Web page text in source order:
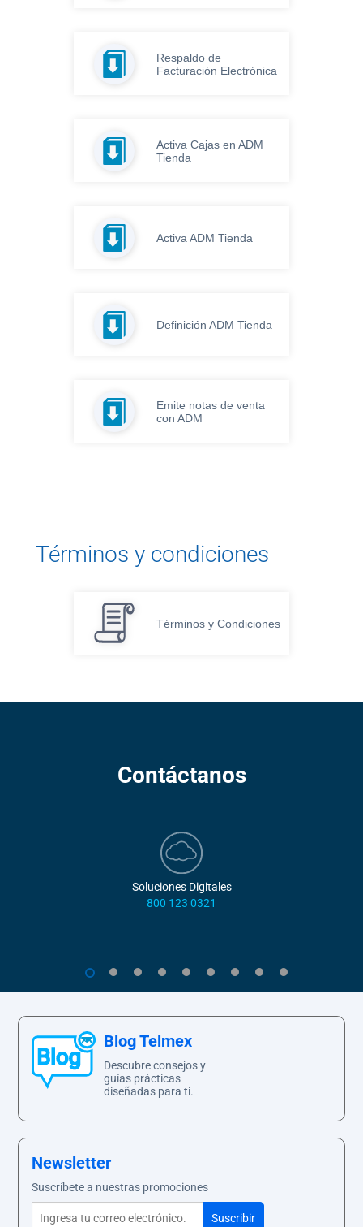
Respaldo de
Facturación Electrónica
Activa Cajas en ADM
Tienda
Activa ADM Tienda
Definición ADM Tienda
Emite notas de venta
con ADM
Términos y condiciones
Términos y Condiciones
Contáctanos
Soluciones Digitales
800 123 0321
1
Blog Telmex
Descubre consejos y
guías prácticas
diseñadas para ti.
Newsletter
Suscríbete a nuestras promociones